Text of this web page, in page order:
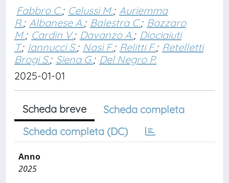
Fabbro C.; Celussi M.; Auriemma
R.; Albanese A.; Balestra C.; Bazzaro
M.; Cardin V.; Davanzo A.; Diociaiuti
T.; Iannucci S.; Nasi F.; Relitti F.; Retelletti
Brogi S.; Siena G.; Del Negro P.
2025-01-01
Scheda breve
Scheda completa
Scheda completa (DC)
Anno
2025